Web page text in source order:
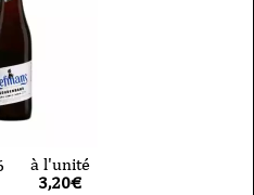
à l'unité
3,20€